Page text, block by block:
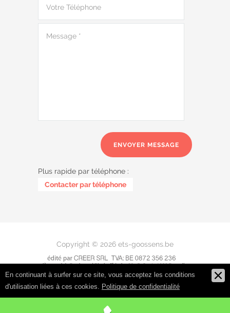
Plus rapide par téléphone :
0485 58 62 32
Contacter par téléphone
Copyright © 2026 ets-goossens.be
En continuant à surfer sur ce site, vous acceptez les conditions
d'utilisation liées à ces cookies. Politique de confidentialité